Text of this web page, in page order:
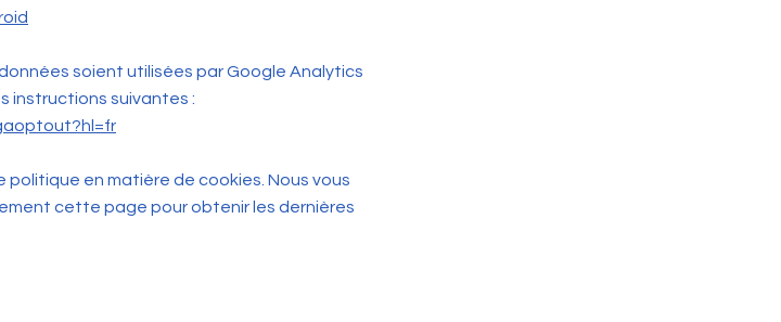
soient utilisées par Google Analytics
instructions suivantes :
en matière de cookies. Nous vous
cette page pour obtenir les dernières